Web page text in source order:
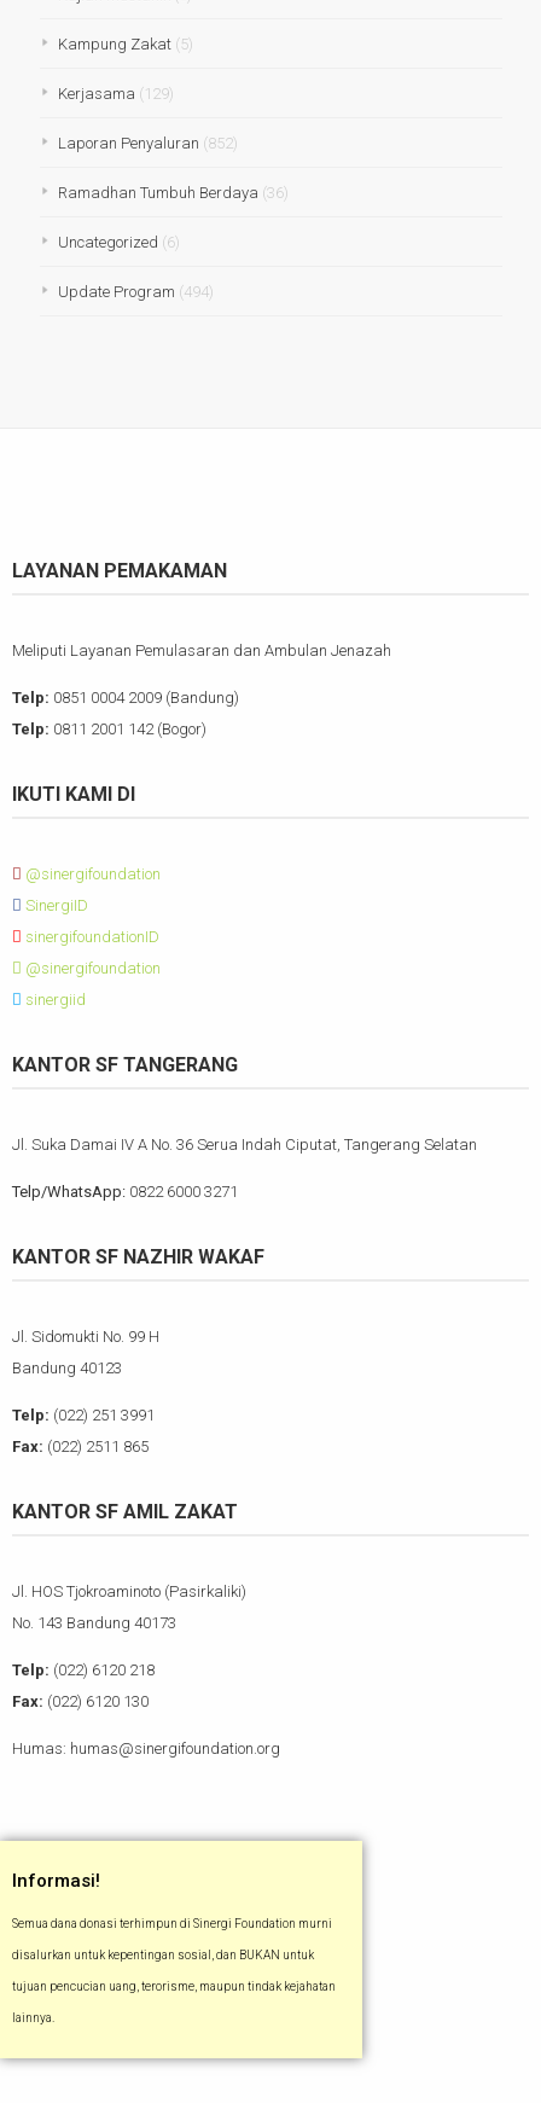
Kampung Zakat(5)
Kerjasama (129)
Laporan Penyaluran (852)
Ramadhan Tumbuh Berdaya (36)
Uncategorized (6)
Update Program (494)
LAYANAN PEMAKAMAN
Meliputi Layanan Pemulasaran dan Ambulan Jenazah
Telp: 0851 0004 2009 (Bandung)
Telp: 0811 2001 142 (Bogor)
IKUTI KAMI DI
@sinergifoundation
SinergiID
sinergifoundationID
@sinergifoundation
sinergiid
KANTOR SF TANGERANG
Jl. Suka Damai IV A No. 36 Serua Indah Ciputat, Tangerang Selatan
Telp/WhatsApp: 0822 6000 3271
KANTOR SF NAZHIR WAKAF
Jl. Sidomukti No. 99 H
Bandung 40123
Telp: (022) 251 3991
Fax: (022) 2511 865
KANTOR SF AMIL ZAKAT
Jl. HOS Tjokroaminoto (Pasirkaliki)
No. 143 Bandung 40173
Telp: (022) 6120 218
Fax: (022) 6120 130
Humas: humas@sinergifoundation.org
Informasi!
Semua dana donasi terhimpun di Sinergi Foundation murni
disalurkan untuk kepentingan sosial, dan BUKAN untuk
tujuan pencucian uang, terorisme, maupun tindak kejahatan
lainnya.